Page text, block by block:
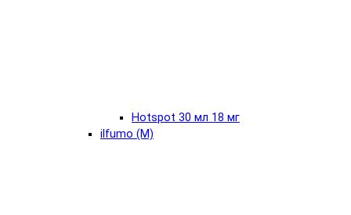
Hotspot 30 мл 18 мг
ilfumo (М)